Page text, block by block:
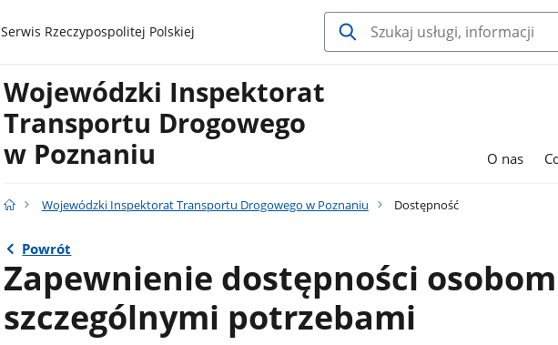
gov.pl
Serwis Rzeczypospolitej Polskiej
Wojewódzki Inspektorat
Transportu Drogowego
w Poznaniu
O nas
Wojewódzki Inspektorat Transportu Drogowego w Poznaniu Dostępność
Powrót
Zapewnienie dostępności
szczególnymi potrzebami